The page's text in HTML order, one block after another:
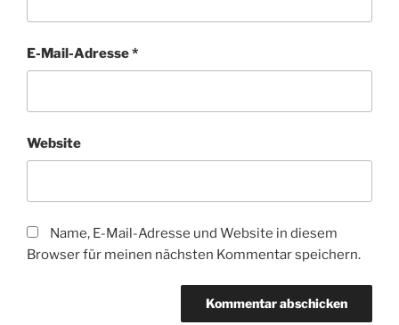
E-Mail-Adresse*
Website
Name, E-Mail-Adresse und Website in diesem
Browser für meinen nächsten Kommentar speichern.